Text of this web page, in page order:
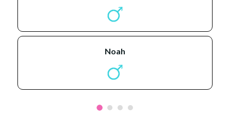
noah